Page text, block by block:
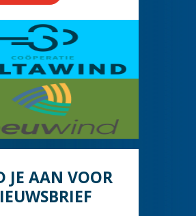
JE AAN VOOR